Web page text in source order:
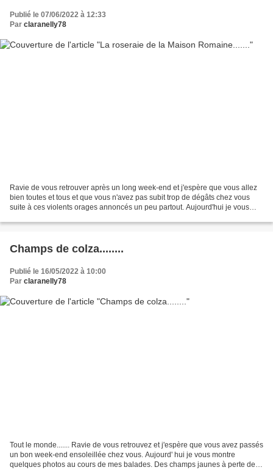
Publié le 07/06/2022 à 12:33
Par claranelly78
Ravie de vous retrouver après un long week-end et j'espère que vous allez
bien toutes et tous et que vous n'avez pas subit trop de dégâts chez vous
suite à ces violents orages annoncés un peu partout. Aujourd'hui je vous
Champs de colza........
Publié le 16/05/2022 à 10:00
Par claranelly78
Tout le monde....... Ravie de vous retrouvez et j'espère que vous avez passés
un bon week-end ensoleillée chez vous. Aujourd' hui je vous montre
quelques photos au cours de mes balades. Des champs jaunes à perte de